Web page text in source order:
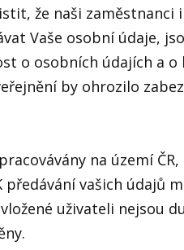
že naši zaměstnanci
Vaše osobní údaje,
o osobních údajích a
by ohrozilo
na území
předávání vašich údajů
uživateli nejsou